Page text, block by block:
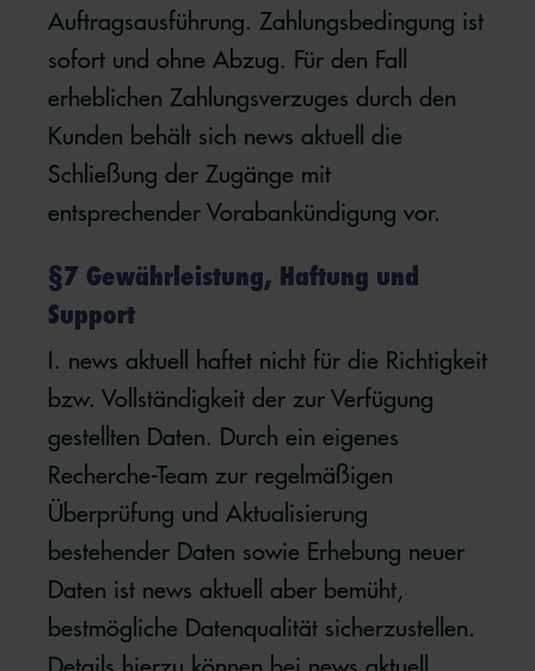
Auftragsausführung. Zahlungsbedingung ist
sofort und ohne Abzug. Für den Fall
erheblichen Zahlungsverzuges durch den
Kunden behält sich news aktuell die
Schließung der Zugänge mit
entsprechender Vorabankündigung vor.
§7 Gewährleistung, Haftung und
Support
I. news aktuell haftet nicht für die Richtigkeit
bzw. Vollständigkeit der zur Verfügung
gestellten Daten. Durch ein eigenes
Recherche-Team zur regelmäßigen
Überprüfung und Aktualisierung
bestehender Daten sowie Erhebung neuer
Daten ist news aktuell aber bemüht,
bestmögliche Datenqualität sicherzustellen.